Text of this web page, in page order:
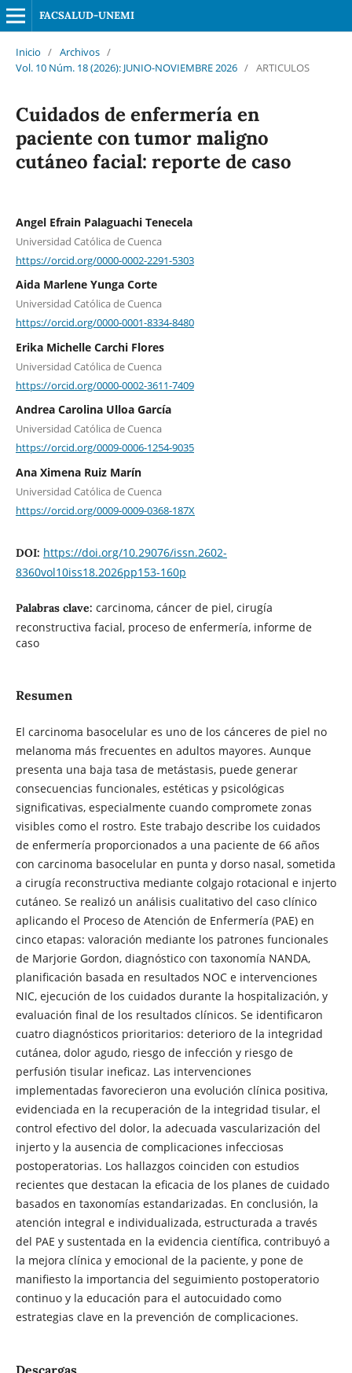
FACSALUD-UNEMI
Inicio / Archivos /
Vol. 10 Núm. 18 (2026): JUNIO-NOVIEMBRE 2026 / ARTICULOS
Cuidados de enfermería en
paciente con tumor maligno
cutáneo facial: reporte de caso
Angel Efrain Palaguachi Tenecela
Universidad Católica de Cuenca
https://orcid.org/0000-0002-2291-5303
Aida Marlene Yunga Corte
Universidad Católica de Cuenca
https://orcid.org/0000-0001-8334-8480
Erika Michelle Carchi Flores
Universidad Católica de Cuenca
https://orcid.org/0000-0002-3611-7409
Andrea Carolina Ulloa García
Universidad Católica de Cuenca
https://orcid.org/0009-0006-1254-9035
Ana Ximena Ruiz Marín
Universidad Católica de Cuenca
https://orcid.org/0009-0009-0368-187X
DOI: https://doi.org/10.29076/issn.2602-
8360vol10iss18.2026pp153-160p
Palabras clave: carcinoma, cáncer de piel, cirugía
reconstructiva facial, proceso de enfermería, informe de
caso
Resumen
El carcinoma basocelular es uno de los cánceres de piel no
melanoma más frecuentes en adultos mayores. Aunque
presenta una baja tasa de metástasis, puede generar
consecuencias funcionales, estéticas y psicológicas
significativas, especialmente cuando compromete zonas
visibles como el rostro. Este trabajo describe los cuidados
de enfermería proporcionados a una paciente de 66 años
con carcinoma basocelular en punta y dorso nasal, sometida
a cirugía reconstructiva mediante colgajo rotacional e injerto
cutáneo. Se realizó un análisis cualitativo del caso clínico
aplicando el Proceso de Atención de Enfermería (PAE) en
cinco etapas: valoración mediante los patrones funcionales
de Marjorie Gordon, diagnóstico con taxonomía NANDA,
planificación basada en resultados NOC e intervenciones
NIC, ejecución de los cuidados durante la hospitalización, y
evaluación final de los resultados clínicos. Se identificaron
cuatro diagnósticos prioritarios: deterioro de la integridad
cutánea, dolor agudo, riesgo de infección y riesgo de
perfusión tisular ineficaz. Las intervenciones
implementadas favorecieron una evolución clínica positiva,
evidenciada en la recuperación de la integridad tisular, el
control efectivo del dolor, la adecuada vascularización del
injerto y la ausencia de complicaciones infecciosas
postoperatorias. Los hallazgos coinciden con estudios
recientes que destacan la eficacia de los planes de cuidado
basados en taxonomías estandarizadas. En conclusión, la
atención integral e individualizada, estructurada a través
del PAE y sustentada en la evidencia científica, contribuyó a
la mejora clínica y emocional de la paciente, y pone de
manifiesto la importancia del seguimiento postoperatorio
continuo y la educación para el autocuidado como
estrategias clave en la prevención de complicaciones.
Descargas